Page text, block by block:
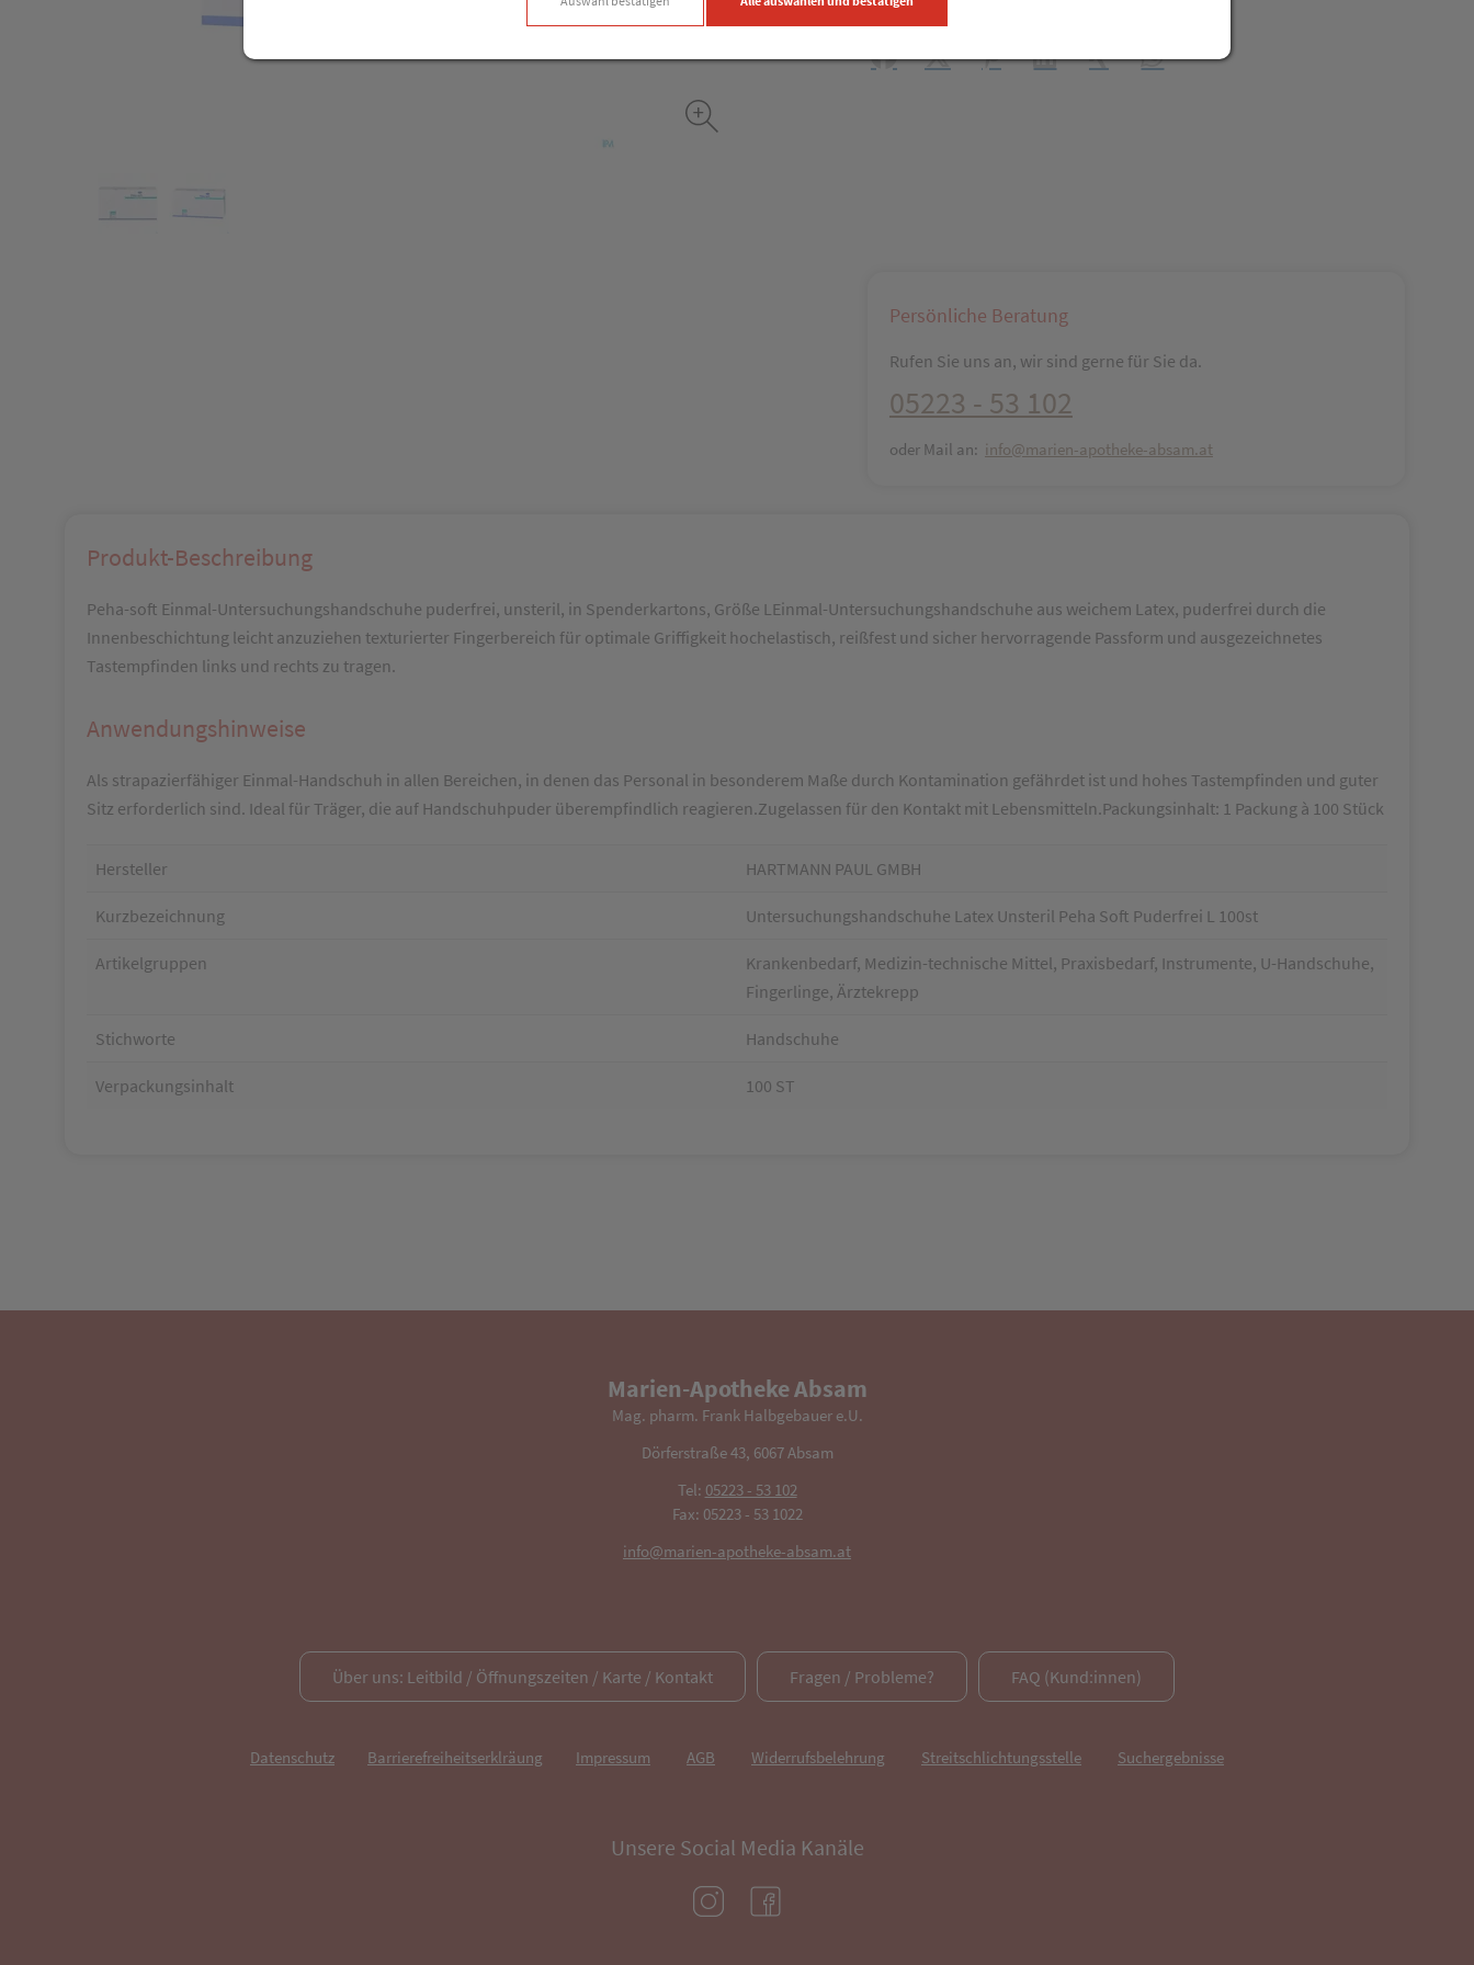
Produkt-Info mit Freunden teilen
Facebook
X PinterestLinkedInXing WhatsApp
Persönliche Beratung
Rufen Sie uns an, wir sind gerne für Sie da.
05223 - 53 102
oder Mail an: info@marien-apotheke-absam.at
Produkt-Beschreibung
Peha-soft Einmal-Untersuchungshandschuhe puderfrei, unsteril, in Spenderkartons, Größe LEinmal-Untersuchungshandschuhe aus weichem Latex, puderfrei durch die
Innenbeschichtung leicht anzuziehen texturierter Fingerbereich für optimale Griffigkeit hochelastisch, reißfest und sicher hervorragende Passform und ausgezeichnetes
Tastempfinden links und rechts zu tragen.
Anwendungshinweise
Als strapazierfähiger Einmal-Handschuh in allen Bereichen, in denen das Personal in besonderem Maße durch Kontamination gefährdet ist und hohes Tastempfinden und guter
Sitz erforderlich sind. Ideal für Träger, die auf Handschuhpuder überempfindlich reagieren.Zugelassen für den Kontakt mit Lebensmitteln.Packungsinhalt: 1 Packung à 100 Stück
Hersteller HARTMANN PAUL GMBH
Kurzbezeichnung Untersuchungshandschuhe Latex Unsteril Peha Soft Puderfrei L 100st
Artikelgruppen
Krankenbedarf, Medizin-technische Mittel, Praxisbedarf, Instrumente, U-Handschuhe,
Fingerlinge, Ärztekrepp
Stichworte Handschuhe
Verpackungsinhalt 100 ST
Marien-Apotheke Absam
Mag. pharm. Frank Halbgebauer e.U.
Dörferstraße 43, 6067 Absam
Tel: 05223 - 53 102
Fax: 05223 - 53 1022
info@marien-apotheke-absam.at
Über uns: Leitbild / Öffnungszeiten / Karte / Kontakt Fragen / Probleme? FAQ (Kund:innen)
Datenschutz Barrierefreiheitserklräung Impressum AGB Widerrufsbelehrung Streitschlichtungsstelle Suchergebnisse
Unsere Social Media Kanäle
(öffnet in neuem Tab)